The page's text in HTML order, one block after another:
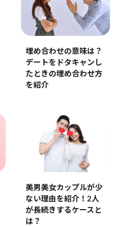
埋め合わせの意味は？
デートをドタキャンし
たときの埋め合わせ方
を紹介
美男美女カップルが少
ない理由を紹介！2人
が長続きするケースと
は？